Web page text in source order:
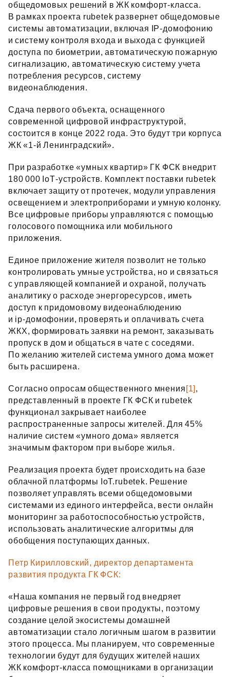
общедомовых решений в ЖК комфорт‑класса.
В рамках проекта rubetek развернет общедомовые
системы автоматизации, включая IP‑домофонию
и систему контроля входа и выхода с функцией
доступа по биометрии, автоматическую пожарную
сигнализацию, автоматическую систему учета
потребления ресурсов, систему
видеонаблюдения.
Сдача первого объекта, оснащенного
современной цифровой инфраструктурой,
состоится в конце 2022 года. Это будут три корпуса
ЖК «1‑й Ленинградский».
При разработке «умных квартир» ГК ФСК внедрит
180 000 IoT‑устройств. Комплект поставки rubetek
включает защиту от протечек, модули управления
освещением и электроприборами и умную колонку.
Все цифровые приборы управляются с помощью
голосового помощника или мобильного
приложения.
Единое приложение жителя позволит не только
контролировать умные устройства, но и связаться
с управляющей компанией и охраной, получать
аналитику о расходе энергоресурсов, иметь
доступ к придомовому видеонаблюдению
и ip‑домофонии, проверять и оплачивать счета
ЖКХ, формировать заявки на ремонт, заказывать
пропуск в дом и общаться в чате с соседями.
По желанию жителей система умного дома может
быть расширена.
Согласно опросам общественного мнения [1] ,
представленный в проекте ГК ФСК и rubetek
функционал закрывает наиболее
распространенные запросы жителей. Для 45%
наличие систем «умного дома» является
значимым фактором при выборе жилья.
Реализация проекта будет происходить на базе
облачной платформы IoT.rubetek. Решение
позволяет управлять всеми общедомовыми
системами из единого интерфейса, вести онлайн
мониторинг за работоспособностью устройств,
использовать аналитические алгоритмы для
обобщения поступающих данных.
Петр Кирилловский, директор департамента
развития продукта ГК ФСК:
«Наша компания не первый год внедряет
цифровые решения в свои продукты, поэтому
создание целой экосистемы домашней
автоматизации стало логичным шагом в развитии
этого процесса. Мы планируем, что современные
технологии будут для будущих жителей наших
ЖК комфорт‑класса помощниками в организации